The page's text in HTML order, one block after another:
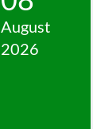
August
2026